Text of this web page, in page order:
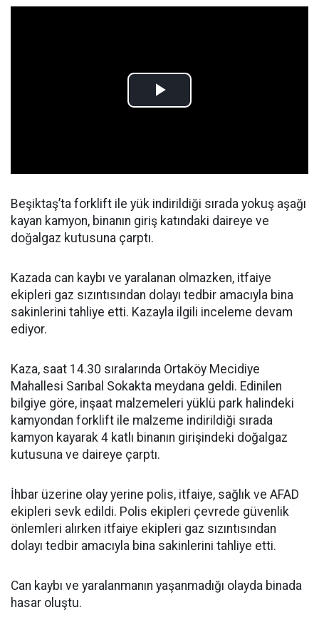
Beşiktaş’ta forklift ile yük indirildiği sırada yokuş aşağı
kayan kamyon, binanın giriş katındaki daireye ve
doğalgaz kutusuna çarptı.
Kazada can kaybı ve yaralanan olmazken, itfaiye
ekipleri gaz sızıntısından dolayı tedbir amacıyla bina
sakinlerini tahliye etti. Kazayla ilgili inceleme devam
ediyor.
Kaza, saat 14.30 sıralarında Ortaköy Mecidiye
Mahallesi Sarıbal Sokakta meydana geldi. Edinilen
bilgiye göre, inşaat malzemeleri yüklü park halindeki
kamyondan forklift ile malzeme indirildiği sırada
kamyon kayarak 4 katlı binanın girişindeki doğalgaz
kutusuna ve daireye çarptı.
İhbar üzerine olay yerine polis, itfaiye, sağlık ve AFAD
ekipleri sevk edildi. Polis ekipleri çevrede güvenlik
önlemleri alırken itfaiye ekipleri gaz sızıntısından
dolayı tedbir amacıyla bina sakinlerini tahliye etti.
Can kaybı ve yaralanmanın yaşanmadığı olayda binada
hasar oluştu.